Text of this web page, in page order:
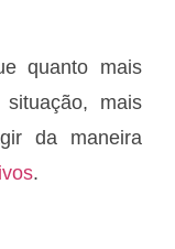
quanto mais
mais
da maneira
.